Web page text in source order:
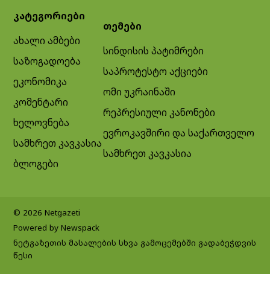
კატეგორიები
ახალი ამბები
საზოგადოება
ეკონომიკა
კომენტარი
ხელოვნება
სამხრეთ კავკასია
ბლოგები
თემები
სინდისის პატიმრები
საპროტესტო აქციები
ომი უკრაინაში
რეპრესიული კანონები
ევროკავშირი და საქართველო
სამხრეთ კავკასია
© 2026 Netgazeti
Powered by Newspack
ნეტგაზეთის მასალების სხვა გამოცემებში გადაბეჭდვის
წესი